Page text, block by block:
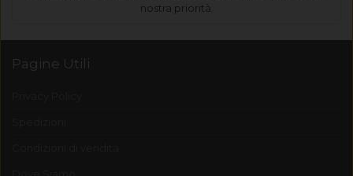
nostra priorità.
Pagine Utili